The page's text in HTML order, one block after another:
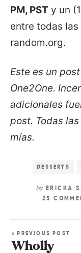
PM, PST y un
entre todas
random.org.
Este es un
One2One.
adicionales
post. Todas
mías.
DESSERTS
byERICKA
25
« PREVIOUS POST
Wholly